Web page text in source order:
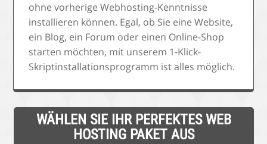
ohne vorherige Webhosting-Kenntnisse
installieren können. Egal, ob Sie eine Website,
ein Blog, ein Forum oder einen Online-Shop
starten möchten, mit unserem 1-Klick-
Skriptinstallationsprogramm ist alles möglich.
WÄHLEN SIE IHR PERFEKTES WEB
HOSTING PAKET AUS